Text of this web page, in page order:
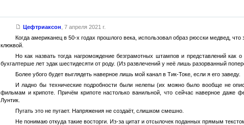
Цефтриаксон 7 апреля 2021 г.
Когда американец в 50-х годах прошлого века, использовал образ рюсски медвед,
клюквой.
Но как назвать тогда нагромождение безграмотных штампов и представлений
бухгалтерше лет эдак шестидесяти от роду. (Из развлечений у неё лишь разорванный
Более убого будет выглядеть наверное лишь мой канал в Тик-Токе, если я его заведу.
И ладно бы технические подробности были нелепы (их можно было вообще не
фильмам и крипоте. Причём крипоте настолько ванильной, что сейчас наверное
Лунтик.
Пугать это не пугает. Напряжения не создаёт, слишком смешно.
Не понимаю откуда такие восторги. Из-за цитат и отсылочек поданных прямым